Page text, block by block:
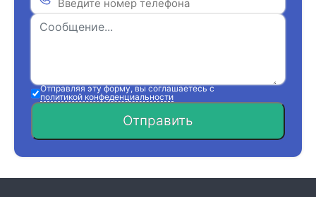
Отправляя эту форму, вы соглашаетесь с
политикой конфеденциальности
Отправить